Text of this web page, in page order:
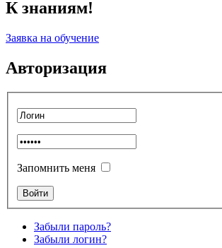
К знаниям!
Заявка на обучение
Авторизация
Запомнить меня
Забыли пароль?
Забыли логин?